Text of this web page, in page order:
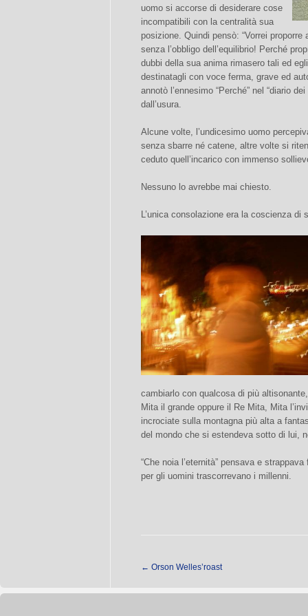
uomo si accorse di desiderare cose
incompatibili con la centralità sua
posizione. Quindi pensò: “Vorrei
senza l’obbligo dell’equilibrio! Perché
dubbi della sua anima rimasero tali ed
destinatagli con voce ferma, grave ed
annotò l’ennesimo “Perché” nel “diario
dall’usura.
Alcune volte, l’undicesimo uomo
senza sbarre né catene, altre volte si
ceduto quell’incarico con immenso
Nessuno lo avrebbe mai chiesto.
L’unica consolazione era la coscienza di
cambiarlo con qualcosa di più
Mita il grande oppure il Re Mita, Mita
incrociate sulla montagna più alta a
del mondo che si estendeva sotto di lui,
“Che noia l’eternità” pensava e
per gli uomini trascorrevano i millenni.
← Orson Welles’roast